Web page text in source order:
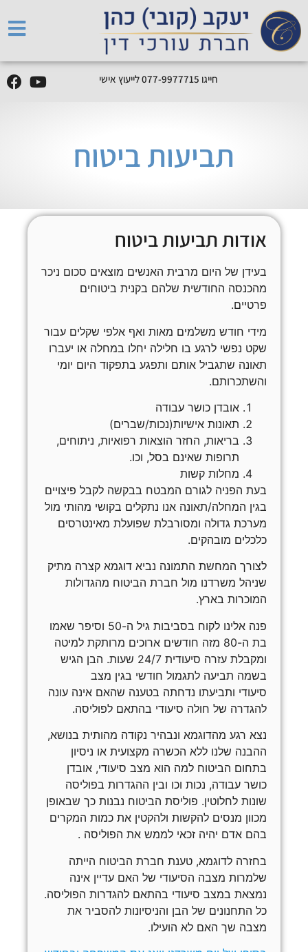
חייגו 077-9977715 לייעוץ אישי
תביעות ביטוח
אודות תביעות ביטוח
בעידן של היום מרבית האנשים מוצאים סכום ניכר
מהכנסה החודשית שלהם בקנית ביטוחים
פרטיים.
מידי חודש משלמים מאות ואף אלפי שקלים עבור
שקט נפשי לרגע בו חלילה יחלו במחלה או יעברו
תאונה שתגביל אותם ותפגע בתפקוד היום יומי
והשתכרותם.
אובדן כושר עבודה
תאונות אישיות(נכות/שברים)
בריאות, החזר הוצאות רפואיות, ניתוחים,
תרופות שאינם בסל, וכו.
מחלות קשות
בעת הפניה לגורם המבטח בבקשה לקבל פיצויים
בגין המחלה/תאונה אנו נתקלים בקושי מהותי מול
מערכת גדולה ומסורבלת שפועלת מאינטרסים
כלכלים מובהקים.
לצורך המחשת התמונה נביא דוגמא קצרה מתיק
שניהל משרדנו מול חברת הביטוח מהגדולות
המוכרות בארץ.
פנה אלינו לקוח בסביבות גיל ה-50 וסיפר שאמו
בת ה-80 מזה חודשים ארוכים מרותקת למיטה
ומקבלת עזרה סיעודית 24/7 שעות. הבן הגיש
בשמה תביעה לתגמול חודשי בגין מצב
סיעודי ותביעתו נדחתה בטענה שהאם אינה עונה
להגדרה של חולה סיעודי בהתאם לפוליסה.
נצא רגע מהדוגמא ונבהיר נקודה מהותית בנושא,
ההבנה שלנו ללא הכשרה מקצועית או ניסיון
בתחום הביטוח למה הוא מצב סיעודי, אובדן
כושר עבודה, נכות וכו ובין ההגדרות בפוליסה
שונות לחלוטין. פוליסת הביטוח נבנות כך שבאופן
מכוון מנסים להקשות ולהקטין את כמות המקרים
בהם אדם יהיה זכאי לממש את הפוליסה .
בחזרה לדוגמא, טענת חברת הביטוח הייתה
שלמרות מצבה הסיעודי של האם עדיין אינה
נמצאת במצב סיעודי בהתאם להגדרות הפוליסה.
כל התחנונים של הבן והניסיונות להסביר את
מצבה שך האם לא הועילו.